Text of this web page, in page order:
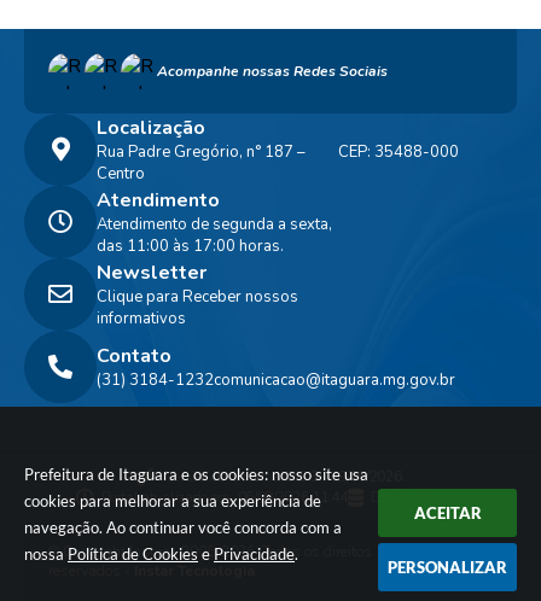
Prefeitura de Itaguara e os cookies: nosso site usa
cookies para melhorar a sua experiência de
navegação. Ao continuar você concorda com a
nossa Política de Cookies e Privacidade.
ACEITAR
PERSONALIZAR
Acompanhe nossas Redes Sociais
Localização
Rua Padre Gregório, n° 187 –
Centro
CEP: 35488-000
Contato
(31) 3184-1232comunicacao@itaguara.mg.gov.br
Atendimento
Atendimento de segunda a sexta,
das 11:00 às 17:00 horas.
Newsletter
Clique para Receber nossos
informativos
Versão do Sistema:3.5.3 - 19/06/2026
Portal atualizado em:06/08/2026 11:44 Dados Abertos
© Copyright Instar - 2006-2026. Todos os direitos